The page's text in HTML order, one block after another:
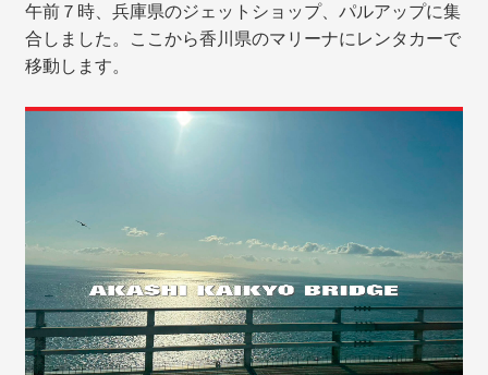
午前７時、兵庫県のジェットショップ、パルアップに集
合しました。ここから香川県のマリーナにレンタカーで
移動します。